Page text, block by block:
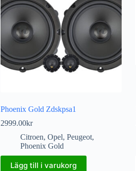
Phoenix Gold Zdskpsa1
2999.00kr
Citroen, Opel, Peugeot,
Phoenix Gold
Lägg till i varukorg